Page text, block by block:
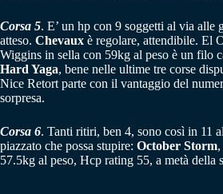
Corsa 5. E’ un hp con 9 soggetti al via alle
atteso. Chevaux è regolare, attendibile. El
Wiggins in sella con 59kg al peso è un filo
Hard Yaga, bene nelle ultime tre corse
Nice Retort parte con il vantaggio del
sorpresa.
Corsa 6. Tanti ritiri, ben 4, sono così in 11
piazzato che possa stupire: October Storm
57.5kg al peso, Hcp rating 55, a metà della